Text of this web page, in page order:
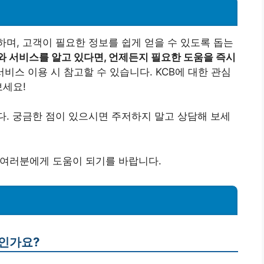
며, 고객이 필요한 정보를 쉽게 얻을 수 있도록 돕는
서비스를 알고 있다면, 언제든지 필요한 도움을 즉시
스 이용 시 참고할 수 있습니다. KCB에 대한 관심
세요!
궁금한 점이 있으시면 주저하지 말고 상담해 보세
러분에게 도움이 되기를 바랍니다.
가요?